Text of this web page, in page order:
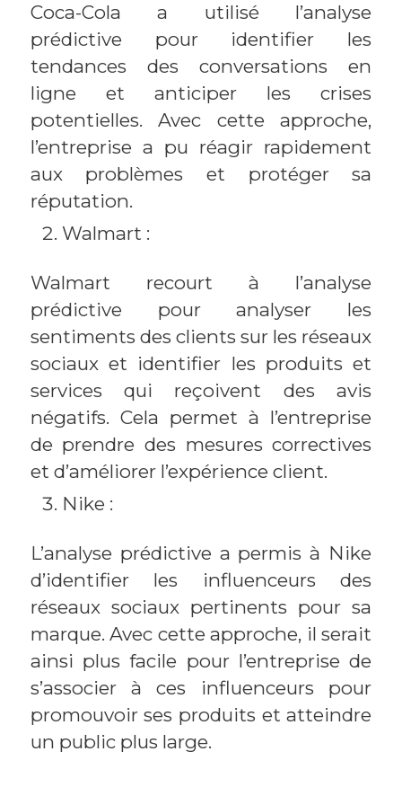
Coca-Cola a utilisé l’analyse
prédictive pour identifier les
tendances des conversations en
ligne et anticiper les crises
potentielles. Avec cette approche,
l’entreprise a pu réagir rapidement
aux problèmes et protéger sa
réputation.
Walmart :
Walmart recourt à l’analyse
prédictive pour analyser les
sentiments des clients sur les réseaux
sociaux et identifier les produits et
services qui reçoivent des avis
négatifs. Cela permet à l’entreprise
de prendre des mesures correctives
et d’améliorer l’expérience client.
Nike :
L’analyse prédictive a permis à Nike
d’identifier les influenceurs des
réseaux sociaux pertinents pour sa
marque. Avec cette approche, il serait
ainsi plus facile pour l’entreprise de
s’associer à ces influenceurs pour
promouvoir ses produits et atteindre
un public plus large.